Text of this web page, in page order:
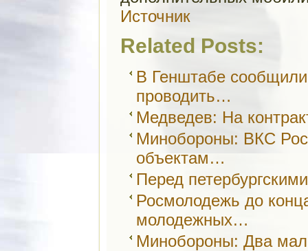
Источник
Related Posts:
В Генштабе сообщили
проводить…
Медведев: На
Минобороны: ВКС
объектам…
Перед
Росмолодежь до
молодежных…
Минобороны: Два